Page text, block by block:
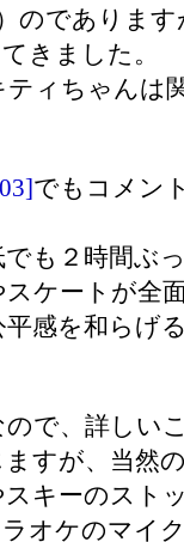
のでありま
きました。
ティちゃんは
でもコメン
も２時間ぶ
ケートが全
感を和らげ
で、詳しい
すが、当然
キーのスト
オケのマイ